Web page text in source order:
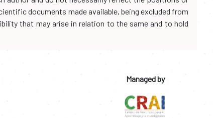
documents made available, being excluded from
that may arise in relation to the same and to hold
Managed by